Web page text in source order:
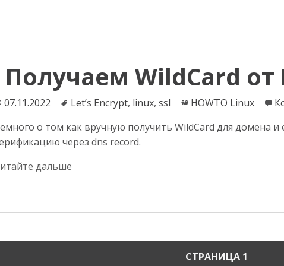
Получаем WildCard от
Опубликовано
07.11.2022 Теги
Let’s Encrypt, linux, ssl Категории
HOWTO Linux
о том как вручную получить WildCard для домена и
через dns record.
дальше
СТРАНИЦА 1